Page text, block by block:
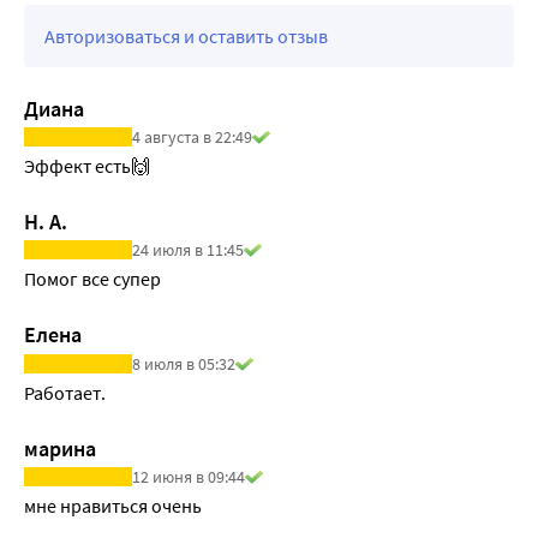
Авторизоваться и оставить отзыв
Диана
4 августа в 22:49
Эффект есть🙌
Н. А.
24 июля в 11:45
Помог все супер
Елена
8 июля в 05:32
Работает.
марина
12 июня в 09:44
мне нравиться очень